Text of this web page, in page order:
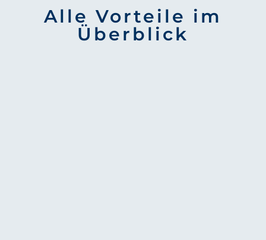
Alle Vorteile im
Überblick